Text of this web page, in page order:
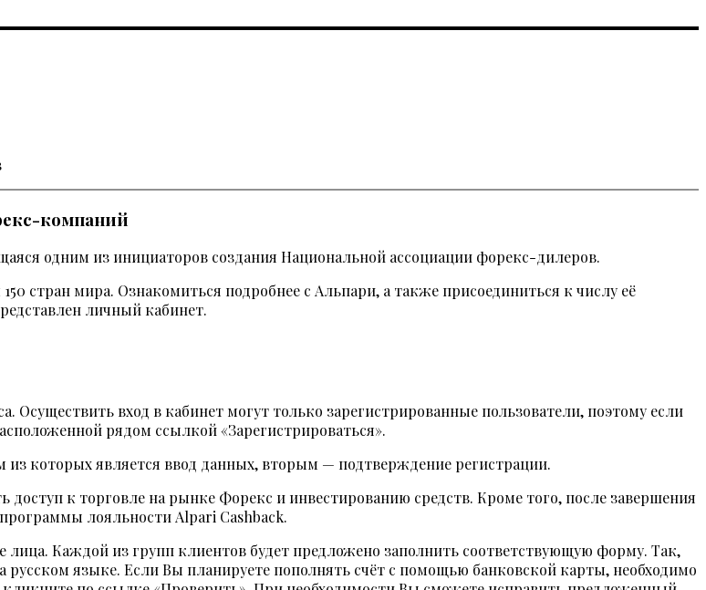
компаний
одним из инициаторов создания Национальной ассоциации форекс-дилеров.
стран мира. Ознакомиться подробнее с Альпари, а также присоединиться к числу её
личный кабинет.
вход в кабинет могут только зарегистрированные пользователи, поэтому если
рядом ссылкой «Зарегистрироваться».
которых является ввод данных, вторым — подтверждение регистрации.
доступ к торговле на рынке Форекс и инвестированию средств. Кроме того, после завершения
лояльности Alpari Cashback.
лица. Каждой из групп клиентов будет предложено заполнить соответствующую форму. Так,
языке. Если Вы планируете пополнять счёт с помощью банковской карты, необходимо